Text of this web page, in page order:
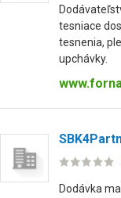
tesniace
tesnenia,
upchávky.
Dodávka